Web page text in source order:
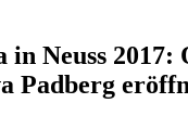
in Neuss 2017:
Padberg